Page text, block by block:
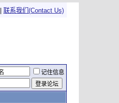
联系我们(Contact Us)
记住信息